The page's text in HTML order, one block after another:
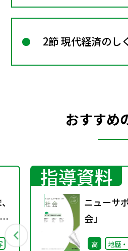
2節 現代経済のし
おすすめ
指導資料
ニューサ
会」
高
地歴